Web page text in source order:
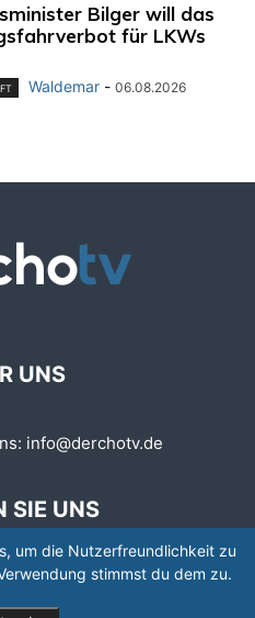
Bilger will das
für LKWs
Waldemar - 06.08.2026
UNS
info@derchotv.de
SIE UNS
um die Nutzerfreundlichkeit zu
stimmst du dem zu.